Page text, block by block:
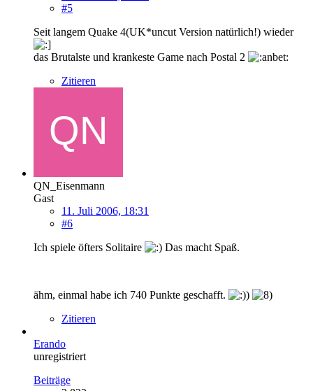
#5
Seit langem Quake 4(UK*uncut Version natürlich!) wieder
das Brutalste und krankeste Game nach Postal 2
Zitieren
QN_Eisenmann
Gast
11. Juli 2006, 18:31
#6
Ich spiele öfters Solitaire
Das macht Spaß.
ähm, einmal habe ich 740 Punkte geschafft.
Zitieren
Erando
unregistriert
Beiträge